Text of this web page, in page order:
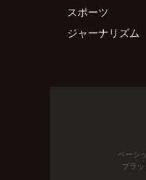
スポーツ
ジャーナリズム
ベーシ
プラ